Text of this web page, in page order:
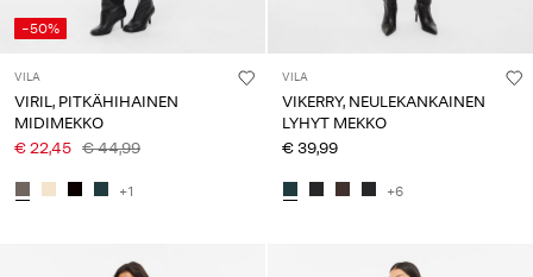
-50%
VILA
VIRIL, PITKÄHIHAINEN
MIDIMEKKO
€ 22,45 € 44,99
+1
VILA
VIKERRY, NEULEKANKAINEN
LYHYT MEKKO
€ 39,99
+6